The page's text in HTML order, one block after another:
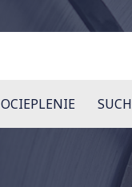
OCIEPLENIE